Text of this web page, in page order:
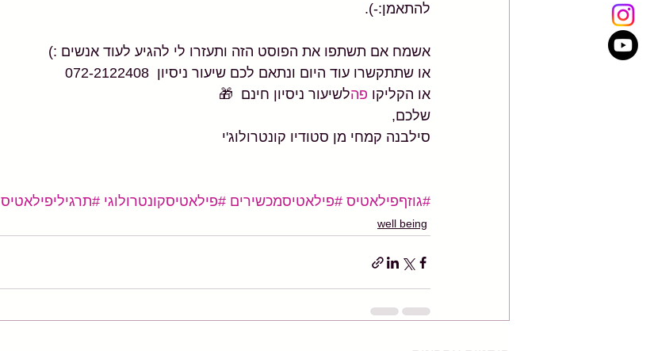
להתאמן:-).
אשמח אם תשתפו את הפוסט הזה ותעזרו לי להגיע לעוד אנשים :)
או שתתקשרו עוד היום ונתאם לכם שיעור ניסיון  072-2122408
או הקליקו פהלשיעור ניסיון חינם  🎁
שלכם,
סילבנה קמחי מן סטודיו קונטרולוג'י
#גוזףפילאטיס #פילאטיסמכשירים #פילאטיסקונטרולוגי #תרגיליפילאטיס
well being